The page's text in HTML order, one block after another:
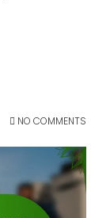
NO COMMENTS